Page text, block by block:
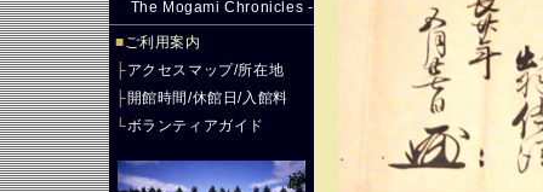
The Mogami Chronicles -
■ご利用案内
├アクセスマップ/所在地
├開館時間/休館日/入館料
└ボランティアガイド